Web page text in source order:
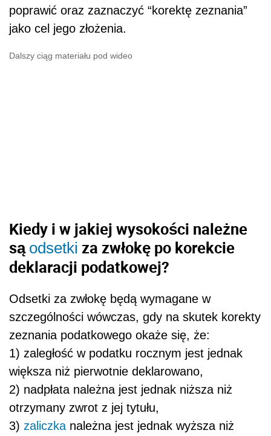
poprawić oraz zaznaczyć “korektę zeznania”
jako cel jego złożenia.
Dalszy ciąg materiału pod wideo
Kiedy i w jakiej wysokości należne
są odsetki za zwłokę po korekcie
deklaracji podatkowej?
Odsetki za zwłokę będą wymagane w
szczególności wówczas, gdy na skutek korekty
zeznania podatkowego okaże się, że:
1) zaległość w podatku rocznym jest jednak
większa niż pierwotnie deklarowano,
2) nadpłata należna jest jednak niższa niż
otrzymany zwrot z jej tytułu,
3) zaliczka należna jest jednak wyższa niż